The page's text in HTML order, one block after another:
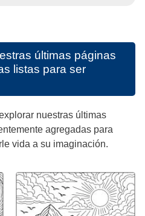
últimas páginas
listas para ser
nuestras últimas
agregadas para
vida a su imaginación.